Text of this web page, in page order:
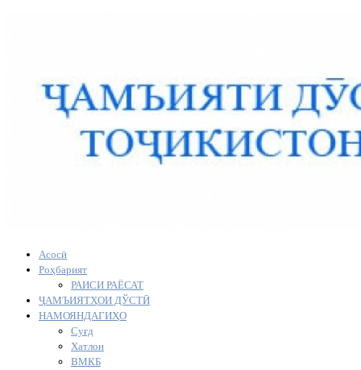
Асосӣ
Роҳбарият
РАИСИ РАЁСАТ
ҶАМЪИЯТҲОИ ДЎСТӢ
НАМОЯНДАГИҲО
Суғд
Хатлон
ВМКБ